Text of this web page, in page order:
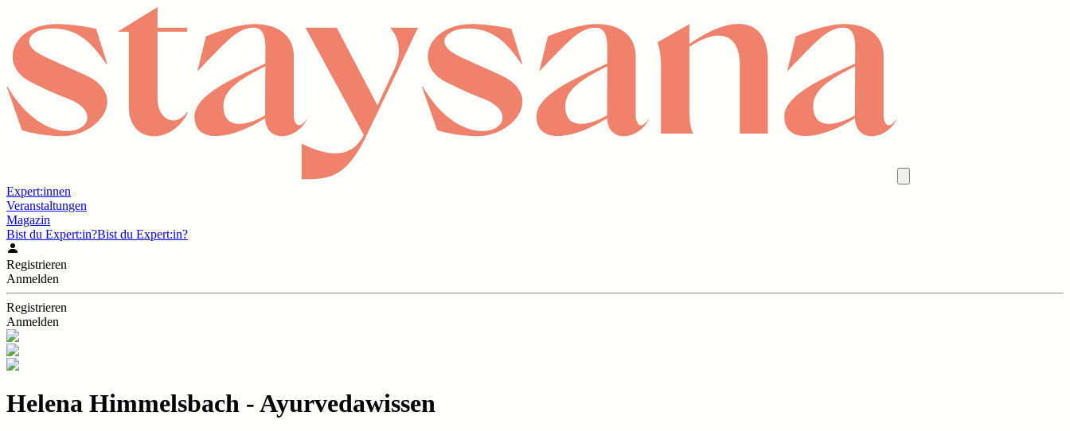
Expert:innen
Veranstaltungen
Magazin
Bist du Expert:in?Bist du Expert:in?
Registrieren
Anmelden
Registrieren
Anmelden
Helena Himmelsbach - Ayurvedawissen